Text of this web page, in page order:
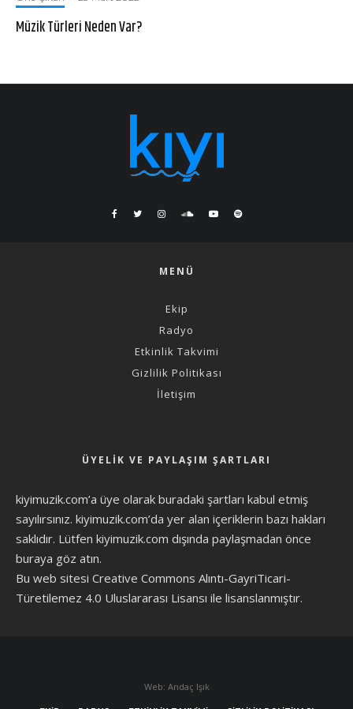
Müzik Türleri Neden Var?
MENÜ
Ekip
Radyo
Etkinlik Takvimi
Gizlilik Politikası
İletişim
ÜYELIK VE PAYLAŞIM ŞARTLARI
kiyimuzik.com’a üye olarak buradaki şartları kabul etmiş
sayılırsınız. kiyimuzik.com’da yer alan içeriklerin bazı hakları
saklıdır. Lütfen kiyimuzik.com dışında paylaşmadan önce
buraya göz atın.
Bu web sitesi Creative Commons Alıntı-GayriTicari-
Türetilemez 4.0 Uluslararası Lisansı ile lisanslanmıştır.
Web: Andaç Işık